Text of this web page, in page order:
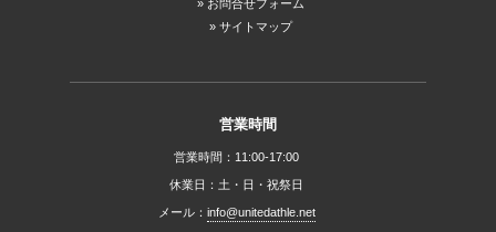
お問合せフォーム
サイトマップ
営業時間
営業時間：11:00-17:00
休業日：土・日・祝祭日
メール： info@unitedathle.net